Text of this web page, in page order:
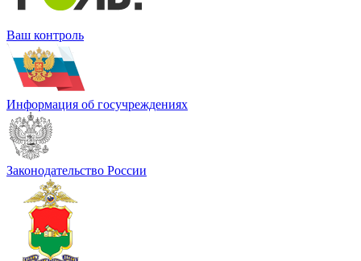
Ваш контроль
Информация об госучреждениях
Законодательство России